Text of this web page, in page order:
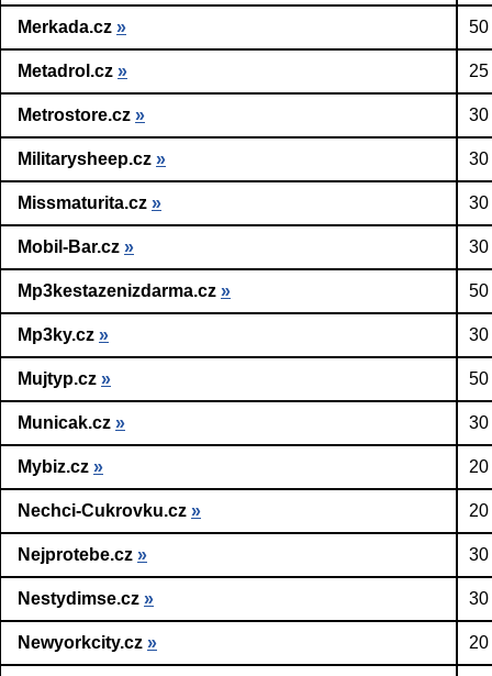
Merkada.cz » 50
Metadrol.cz »
Metrostore.cz » 30
Militarysheep.cz » 30
Missmaturita.cz » 30
Mobil-Bar.cz » 30
Mp3kestazenizdarma.cz » 50
Mp3ky.cz » 30
Mujtyp.cz » 50
Municak.cz » 30
Mybiz.cz »
Nechci-Cukrovku.cz »
Nejprotebe.cz » 30
Nestydimse.cz » 30
Newyorkcity.cz »